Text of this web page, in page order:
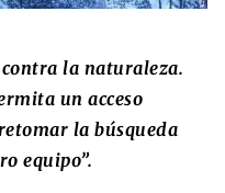
la naturaleza.
un acceso
la búsqueda
equipo”.